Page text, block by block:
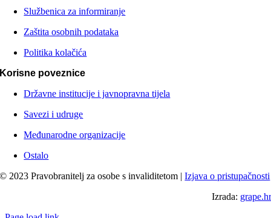
Službenica za informiranje
Zaštita osobnih podataka
Politika kolačića
Korisne poveznice
Državne institucije i javnopravna tijela
Savezi i udruge
Međunarodne organizacije
Ostalo
© 2023 Pravobranitelj za osobe s invaliditetom |Izjava o pristupačnosti
Izrada: grape.hr